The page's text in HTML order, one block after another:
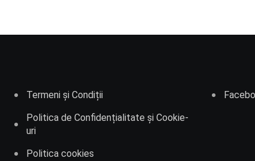
Termeni și Condiții
Politica de Confidențialitate și Cookie-
uri
Politica cookies